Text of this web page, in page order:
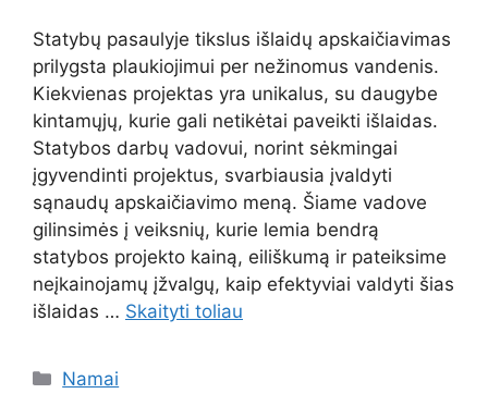
Statybų pasaulyje tikslus išlaidų apskaičiavimas
prilygsta plaukiojimui per nežinomus vandenis.
Kiekvienas projektas yra unikalus, su daugybe
kintamųjų, kurie gali netikėtai paveikti išlaidas.
Statybos darbų vadovui, norint sėkmingai
įgyvendinti projektus, svarbiausia įvaldyti
sąnaudų apskaičiavimo meną. Šiame vadove
gilinsimės į veiksnių, kurie lemia bendrą
statybos projekto kainą, eiliškumą ir pateiksime
neįkainojamų įžvalgų, kaip efektyviai valdyti šias
išlaidas … Skaityti toliau
Kategorijos
Namai